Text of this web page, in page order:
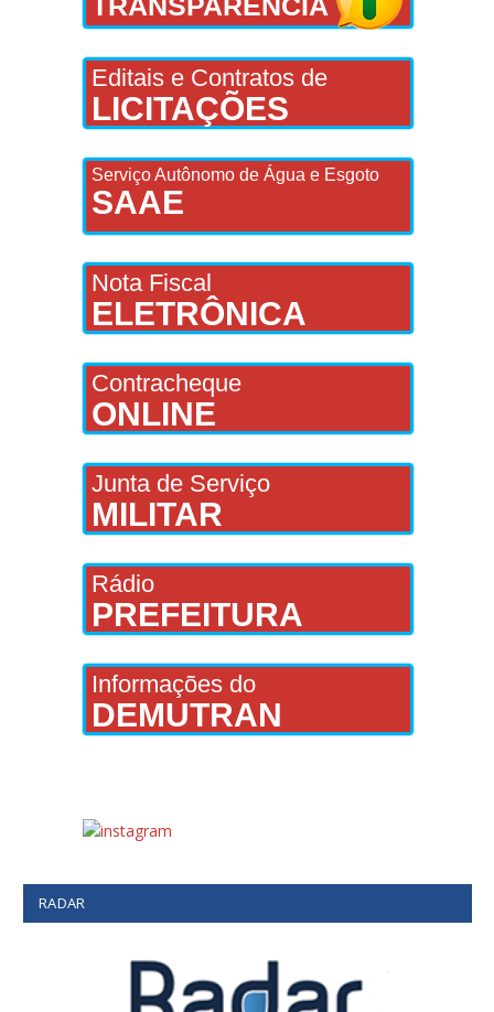
Editais e Contratos de
LICITAÇÕES
Serviço Autônomo de Água e Esgoto
SAAE
Nota Fiscal
ELETRÔNICA
Contracheque
ONLINE
Junta de Serviço
MILITAR
Rádio
PREFEITURA
Informações do
DEMUTRAN
RADAR